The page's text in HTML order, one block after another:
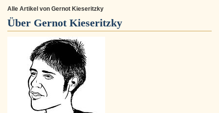
Alle Artikel von Gernot Kieseritzky
Über Gernot Kieseritzky